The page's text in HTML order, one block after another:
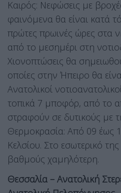
Καιρός: Νεφώσεις με
φαινόμενα θα είναι κατά
πρώτες πρωινές ώρες στα
από το μεσημέρι στη
Χιονοπτώσεις θα
οποίες στην Ήπειρο θα
Ανατολικοί
τοπικά 7 μποφόρ, από το
στραφούν σε δυτικούς με
Θερμοκρασία: Από 09 έως
Κελσίου. Στο εσωτερικό
βαθμούς χαμηλότερη.
Θεσσαλία – Ανατολική